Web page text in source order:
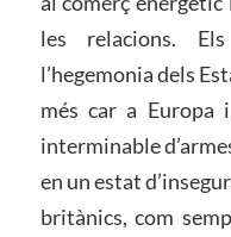
les relacions.
l’hegemonia dels
més car a Europa
interminable
en un estat
britànics, com